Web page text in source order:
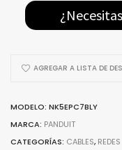
PANDUIT
PATCH
NETKEY
COLOR
NEGRO
AGREGAR A LISTA DE
MODELO: NK5EPC7BLY
MARCA: PANDUIT
CATEGORÍAS: CABLES, REDES